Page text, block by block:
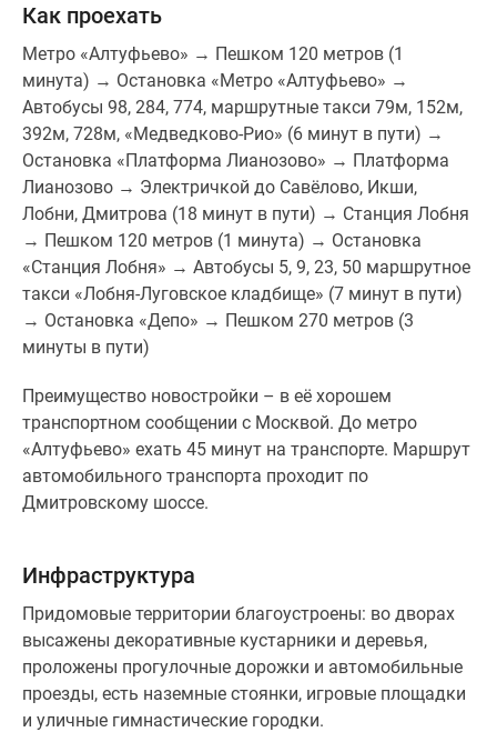
Как проехать
Метро «Алтуфьево» → Пешком 120 метров (1
минута) → Остановка «Метро «Алтуфьево» →
Автобусы 98, 284, 774, маршрутные такси 79м, 152м,
392м, 728м, «Медведково-Рио» (6 минут в пути) →
Остановка «Платформа Лианозово» → Платформа
Лианозово → Электричкой до Савёлово, Икши,
Лобни, Дмитрова (18 минут в пути) → Станция Лобня
→ Пешком 120 метров (1 минута) → Остановка
«Станция Лобня» → Автобусы 5, 9, 23, 50 маршрутное
такси «Лобня-Луговское кладбище» (7 минут в пути)
→ Остановка «Депо» → Пешком 270 метров (3
минуты в пути)
Преимущество новостройки – в её хорошем
транспортном сообщении с Москвой. До метро
«Алтуфьево» ехать 45 минут на транспорте. Маршрут
автомобильного транспорта проходит по
Дмитровскому шоссе.
Инфраструктура
Придомовые территории благоустроены: во дворах
высажены декоративные кустарники и деревья,
проложены прогулочные дорожки и автомобильные
проезды, есть наземные стоянки, игровые площадки
и уличные гимнастические городки.